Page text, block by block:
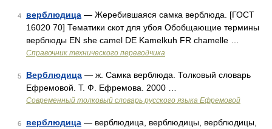
4 верблюдица — Жеребившаяся самка верблюда. [ГОСТ
16020 70] Тематики скот для убоя Обобщающие термины
верблюды EN she camel DE Kamelkuh FR chamelle …
Справочник технического переводчика
5 Верблюдица — ж. Самка верблюда. Толковый словарь
Ефремовой. Т. Ф. Ефремова. 2000 …
Современный толковый словарь русского языка Ефремовой
6 верблюдица — верблюдица, верблюдицы, верблюдицы,